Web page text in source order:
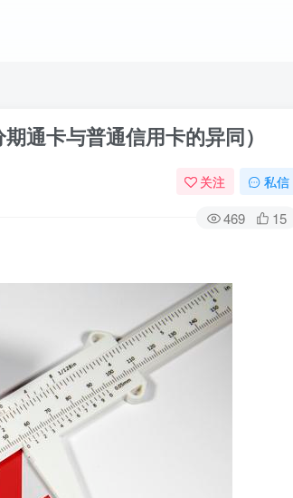
通卡与普通信用卡的异同）
关注 私信
469 15